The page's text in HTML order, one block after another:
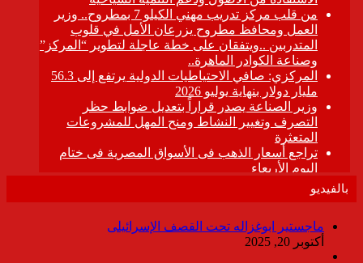
بالفيديو
ماجستير ابوغزاله تحت القصف الإسرائيلى
أكتوبر 20, 2025